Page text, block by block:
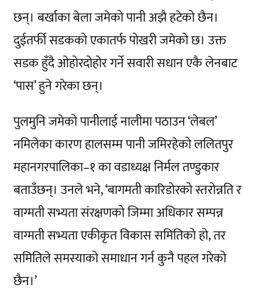
छन्। बर्खाका बेला जमेको पानी अझै हटेको छैन।
दुईतर्फी सडकको एकातर्फ पोखरी जमेको छ। उक्त
सडक हुँदै ओहोरदोहोर गर्ने सवारी सधान एकै लेनबाट
‘पास’ हुने गरेका छन्।
पुलमुनि जमेको पानीलाई नालीमा पठाउन ‘लेबल’
नमिलेका कारण हालसम्म पानी जमिरहेको ललितपुर
महानगरपालिका–१ का वडाध्यक्ष निर्मल तण्डुकार
बताउँछन्। उनले भने, ‘बागमती कारिडोरको स्तरोन्नति र
वाग्मती सभ्यता संरक्षणको जिम्मा अधिकार सम्पन्न
वाग्मती सभ्यता एकीकृत विकास समितिको हो, तर
समितिले समस्याको समाधान गर्न कुनै पहल गरेको
छैन।’